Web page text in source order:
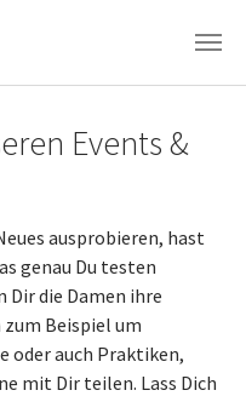
Events &
ausprobieren, hast
genau Du testen
Dir die Damen ihre
zum Beispiel um
oder auch Praktiken,
mit Dir teilen. Lass Dich